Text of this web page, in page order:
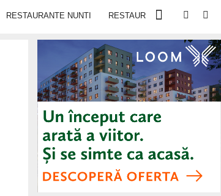
RESTAURANTE NUNTI RESTAURANTE IN IASI